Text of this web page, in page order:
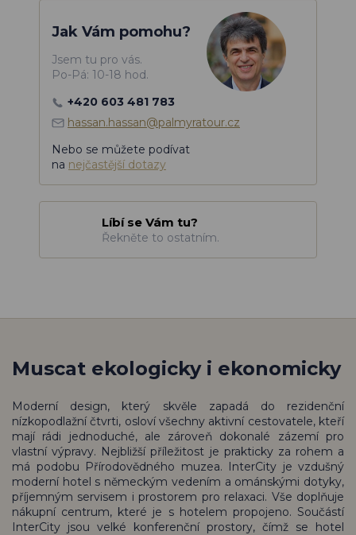
Jak Vám pomohu?
Jsem tu pro vás.
Po-Pá: 10-18 hod.
+420 603 481 783
hassan.hassan@palmyratour.cz
Nebo se můžete podívat
na nejčastější dotazy
Líbí se Vám tu?
Řekněte to ostatním.
Muscat ekologicky i ekonomicky
Moderní design, který skvěle zapadá do rezidenční
nízkopodlažní čtvrti, osloví všechny aktivní cestovatele, kteří
mají rádi jednoduché, ale zároveň dokonalé zázemí pro
vlastní výpravy. Nejbližší příležitost je prakticky za rohem a
má podobu Přírodovědného muzea. InterCity je vzdušný
moderní hotel s německým vedením a ománskými dotyky,
příjemným servisem i prostorem pro relaxaci. Vše doplňuje
nákupní centrum, které je s hotelem propojeno. Součástí
InterCity jsou velké konferenční prostory, čímž se hotel